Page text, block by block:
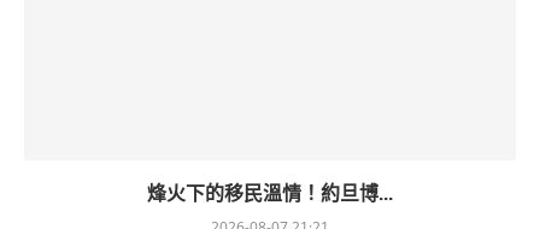
烽火下的移民溫情！約旦博...